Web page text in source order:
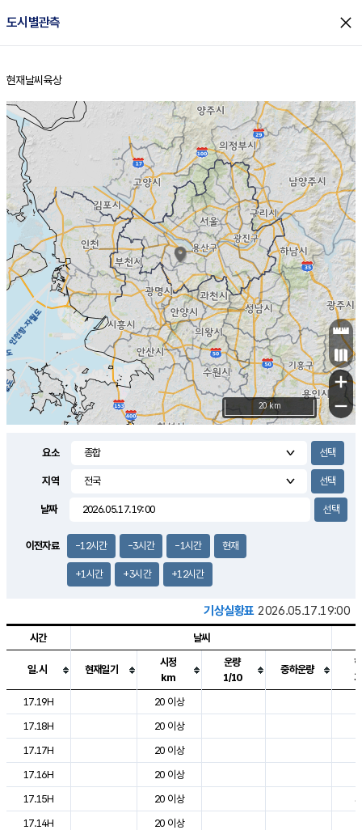
도시별관측 close
홈
현재날씨 육상
+
−
20 km
요소
지역
날짜
이전자료 -12시간 -3시간 -1시간 현재
+1시간 +3시간 +12시간
기상실황표 2026.05.17.19:00
도시별 기상실황표로 지점, 날씨, 기온, 강수, 바람, 기압등을 안내한 표입
시간 날씨
일.시 현재일기
시정
km
운량
1/10
중하운량
17.19H
20 이상
17.18H
20 이상
17.17H
20 이상
17.16H
20 이상
17.15H
20 이상
17.14H
20 이상